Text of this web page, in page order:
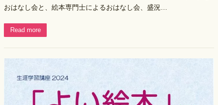
おはなし会と、絵本専門士によるおはなし会、盛況…
Read more